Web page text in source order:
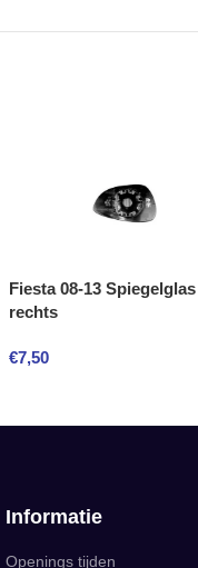
Fiesta 08-13 Spiegelglas
rechts
€7,50
Informatie
Openings tijden